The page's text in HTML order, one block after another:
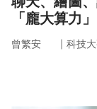
「龐大算力
曾繁安 ｜ 科技